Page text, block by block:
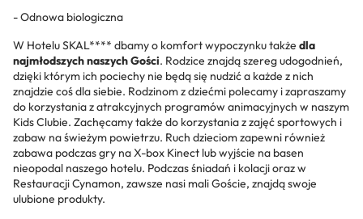
- Odnowa biologiczna
W Hotelu SKAL**** dbamy o komfort wypoczynku także dla
najmłodszych naszych Gości. Rodzice znajdą szereg udogodnień,
dzięki którym ich pociechy nie będą się nudzić a każde z nich
znajdzie coś dla siebie. Rodzinom z dziećmi polecamy i zapraszamy
do korzystania z atrakcyjnych programów animacyjnych w naszym
Kids Clubie. Zachęcamy także do korzystania z zajęć sportowych i
zabaw na świeżym powietrzu. Ruch dzieciom zapewni również
zabawa podczas gry na X-box Kinect lub wyjście na basen
nieopodal naszego hotelu. Podczas śniadań i kolacji oraz w
Restauracji Cynamon, zawsze nasi mali Goście, znajdą swoje
ulubione produkty.